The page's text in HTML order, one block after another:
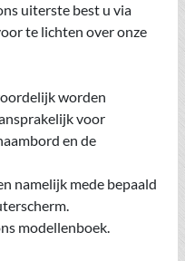
uiterste best u via
te lichten over onze
worden
voor
en de
namelijk mede bepaald
modellenboek.